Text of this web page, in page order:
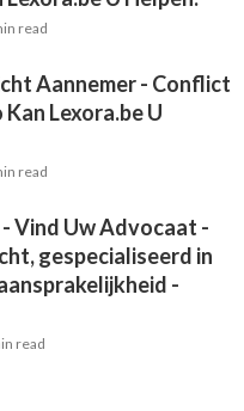
read
Aannemer - Conflict
Lexora.be U
read
Vind Uw Advocaat -
gespecialiseerd in
-
read